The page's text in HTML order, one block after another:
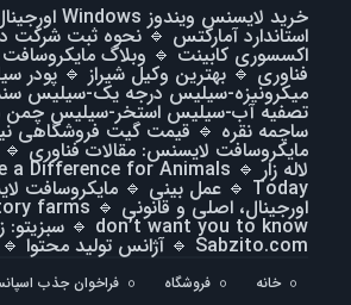
خرید لایسنس ویندوز Windows اورجینال
استاندارد آمارکتس 🔹نحوه ثبت شرکت
اکسسوری کابینت 🔹 وبلاگ
فناوری🔹 بهترین وکیل شیراز 🔹پودر
میکرونیزه-سیلیس درجه یک-سیلیس
تصفیه آب-سیلیس استخر-سیلیس چمن
ساچمه نقره 🔹قیمت گیت فروشگاهی
مایکروسافت لایسنس: مقالات فناوری🔹
لاله زار 🔹
a Difference for Animals
Today
🔹 عمل بینی 🔹 مایکروسافت
اورجینال، اصلی و قانونی 🔹
farms
don’t want you to know
🔹 سبزیتو:
Sabzito.com
🔹 آژانس تولید محتوا🔹
خانه فروشگاه فراخوان جذب